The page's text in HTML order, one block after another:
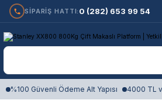
SİPARİŞ HATTI: 0 (282) 653 99 54
%100 Güvenli Ödeme Alt Yapısı 4000 TL